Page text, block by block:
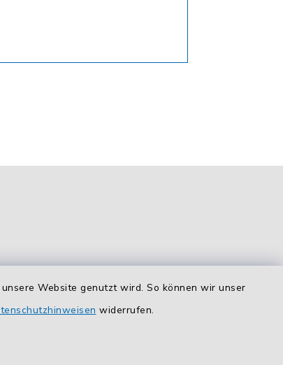
Website genutzt wird. So können wir unser
widerrufen.
Route planen